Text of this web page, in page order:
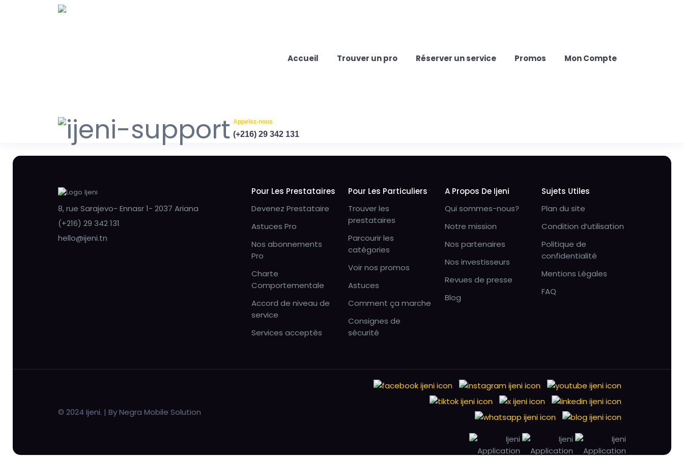
Accueil Trouver un pro Réserver un service Promos Mon Compte
Appelez-nous
(+216) 29 342 131
8, rue Sarajevo- Ennasr 1- 2037 Ariana
(+216) 29 342 131
hello@ijeni.tn
Pour Les Prestataires
Devenez Prestataire
Astuces Pro
Nos abonnements
Pro
Charte
Comportementale
Accord de niveau de
service
Services acceptés
Pour Les Particuliers
Trouver les
prestataires
Parcourir les
catégories
Voir nos promos
Astuces
Comment ça marche
Consignes de
sécurité
A Propos De Ijeni
Qui sommes-nous?
Notre mission
Nos partenaires
Nos investisseurs
Revues de presse
Blog
Sujets Utiles
Plan du site
Condition d’utilisation
Politique de
confidentialité
Mentions Légales
FAQ
© 2024 Ijeni. | By Negra Mobile Solution